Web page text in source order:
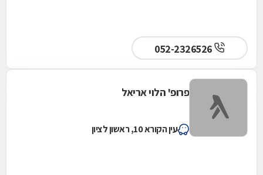
פרופ' הלוי אריאל
עין הקורא 10, ראשון לציון